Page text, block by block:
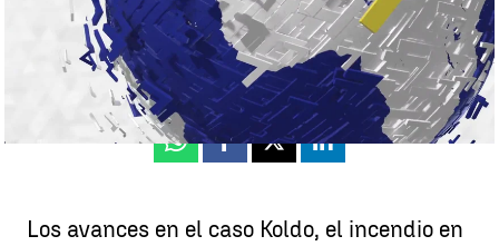
Antena 3 Noticias
Publicado:26 de julio de 2025, 15:05
WhatsappFacebook
X Linkedin
Los avances en el caso Koldo, el incendio en